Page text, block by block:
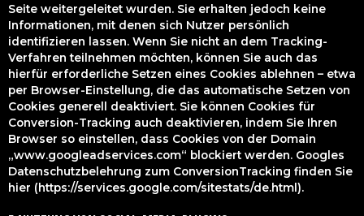
Seite weitergeleitet wurden. Sie erhalten jedoch keine
Informationen, mit denen sich Nutzer persönlich
identifizieren lassen. Wenn Sie nicht an dem Tracking-
Verfahren teilnehmen möchten, können Sie auch das
hierfür erforderliche Setzen eines Cookies ablehnen – etwa
per Browser-Einstellung, die das automatische Setzen von
Cookies generell deaktiviert. Sie können Cookies für
Conversion-Tracking auch deaktivieren, indem Sie Ihren
Browser so einstellen, dass Cookies von der Domain
„www.googleadservices.com“ blockiert werden. Googles
Datenschutzbelehrung zum ConversionTracking finden Sie
hier (https://services.google.com/sitestats/de.html).